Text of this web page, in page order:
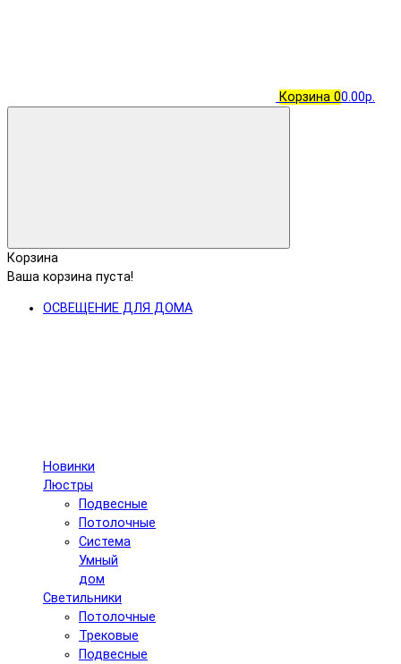
Корзина 00.00р.
Корзина
Ваша корзина пуста!
ОСВЕЩЕНИЕ ДЛЯ ДОМА
Новинки
Люстры
Подвесные
Потолочные
Система
Умный
дом
Светильники
Потолочные
Трековые
Подвесные